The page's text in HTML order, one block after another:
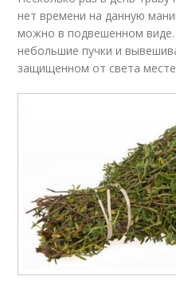
нет времени на данную
можно в подвешенном
небольшие пучки и
защищенном от света